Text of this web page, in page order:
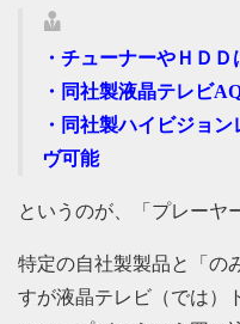
・チューナーやＨＤ
・同社製液晶テレビ
・同社製ハイビジョ
ヴ可能
というのが、「プレーヤ
特定の自社製製品と「の
すが液晶テレビ（では）